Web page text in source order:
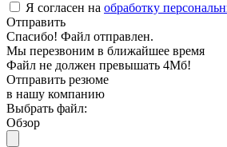
Я согласен на обработку
Отправить
Спасибо! Файл отправлен.
Мы перезвоним в ближайшее время
Файл не должен превышать 4Мб!
Отправить резюме
в нашу компанию
Выбрать файл:
Обзор